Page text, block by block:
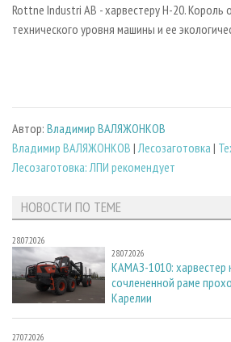
Rottne Industri AB - харвестеру Н-20. Король
технического уровня машины и ее
Автор: Владимир ВАЛЯЖОНКОВ
Владимир ВАЛЯЖОНКОВ | Лесозаготовка |
Лесозаготовка: ЛПИ рекомендует
НОВОСТИ ПО ТЕМЕ
28.07.2026
28.07.2026
КАМАЗ-1010: харвестер
сочлененной раме
Карелии
27.07.2026